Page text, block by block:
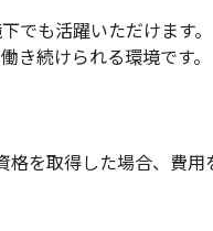
でも活躍いただけます。
き続けられる環境です。
を取得した場合、費用